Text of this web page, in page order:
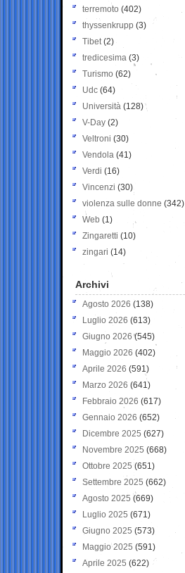
terremoto (402)
thyssenkrupp (3)
Tibet(2)
tredicesima (3)
Turismo (62)
Udc (64)
Università (128)
V-Day (2)
Veltroni (30)
Vendola (41)
Verdi (16)
Vincenzi (30)
violenza sulle donne (342)
Web (1)
Zingaretti (10)
zingari (14)
Archivi
Agosto 2026 (138)
Luglio 2026 (613)
Giugno 2026 (545)
Maggio 2026 (402)
Aprile 2026 (591)
Marzo 2026 (641)
Febbraio 2026 (617)
Gennaio 2026 (652)
Dicembre 2025 (627)
Novembre 2025 (668)
Ottobre 2025 (651)
Settembre 2025 (662)
Agosto 2025 (669)
Luglio 2025 (671)
Giugno 2025 (573)
Maggio 2025 (591)
Aprile 2025 (622)